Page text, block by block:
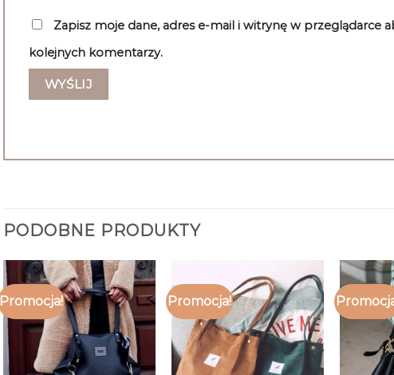
Zapisz moje dane, adres e-mail i witrynę w przeglądarce
kolejnych komentarzy.
PODOBNE PRODUKTY
Promocja! Promocja!